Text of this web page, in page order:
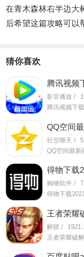
在青木森林右半边大
后希望这篇攻略可以
猜你喜欢
腾讯视频
影音播放 /
QQ空间
社交聊天 /
得物下载
购物软件 /
王者荣耀
解锁 /